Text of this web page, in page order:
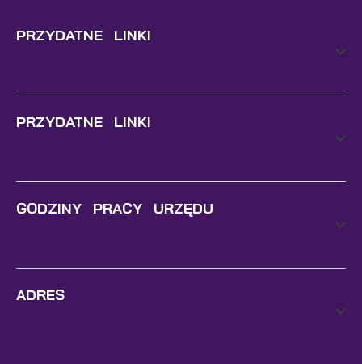
PRZYDATNE LINKI
PRZYDATNE LINKI
GODZINY PRACY URZĘDU
ADRES